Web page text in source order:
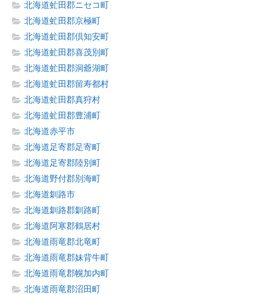
北海道虻田郡ニセコ町
北海道虻田郡京極町
北海道虻田郡倶知安町
北海道虻田郡喜茂別町
北海道虻田郡洞爺湖町
北海道虻田郡留寿都村
北海道虻田郡真狩村
北海道虻田郡豊浦町
北海道赤平市
北海道足寄郡足寄町
北海道足寄郡陸別町
北海道野付郡別海町
北海道釧路市
北海道釧路郡釧路町
北海道阿寒郡鶴居村
北海道雨竜郡北竜町
北海道雨竜郡妹背牛町
北海道雨竜郡幌加内町
北海道雨竜郡沼田町